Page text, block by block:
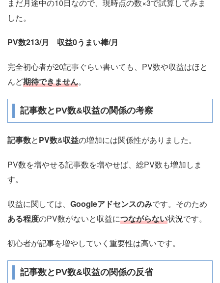
まだ月途中の10日なので、現時点の数×3で試算してみま
した。
PV数213/月 収益0うまい棒/月
完全初心者が20記事ぐらい書いても、PV数や収益はほと
んど期待できません。
記事数とPV数&収益の関係の考察
記事数とPV数&収益の増加には関係性がありました。
PV数を増やせる記事数を増やせば、総PV数も増加しま
す。
収益に関しては、 Googleアドセンスのみです。そのため
ある程度のPV数がないと収益につながらない状況です。
初心者が記事を増やしていく重要性は高いです。
記事数とPV数&収益の関係の反省